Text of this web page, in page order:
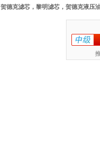
贺德克滤芯，黎明滤芯，贺德克液压